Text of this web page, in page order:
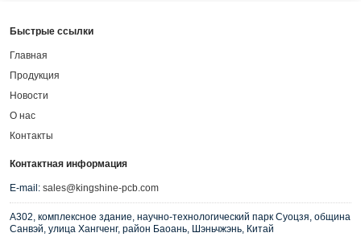
Быстрые ссылки
Главная
Продукция
Новости
О нас
Контакты
Контактная информация
E-mail: sales@kingshine-pcb.com
A302, комплексное здание, научно-технологический парк Суоцзя, община
Санвэй, улица Хангченг, район Баоань, Шэньчжэнь, Китай